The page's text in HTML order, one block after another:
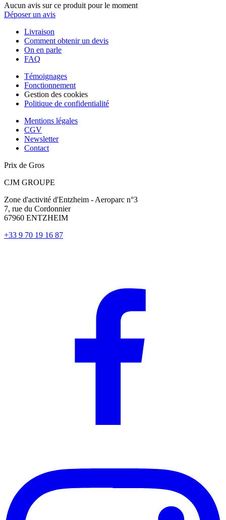
Aucun avis sur ce produit pour le moment
Déposer un avis
Livraison
Comment obtenir un devis
On en parle
FAQ
Témoignages
Fonctionnement
Gestion des cookies
Politique de confidentialité
Mentions légales
CGV
Newsletter
Contact
Prix de Gros
CJM GROUPE
Zone d'activité d'Entzheim - Aeroparc n°3
7, rue du Cordonnier
67960 ENTZHEIM
+33 9 70 19 16 87